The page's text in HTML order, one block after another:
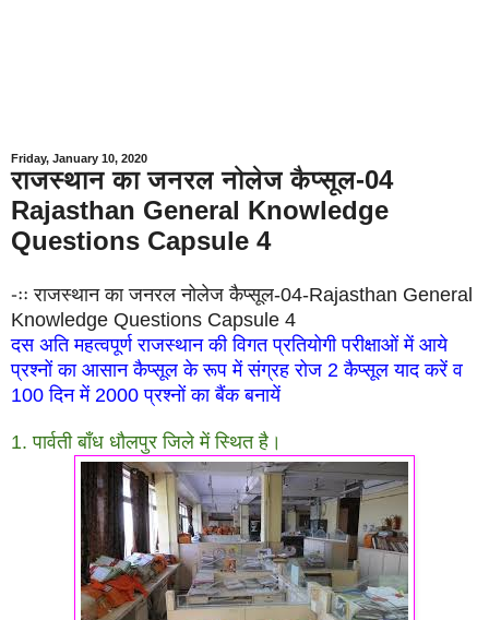
Friday, January 10, 2020
राजस्थान का जनरल नोलेज कैप्सूल-04
Rajasthan General Knowledge
Questions Capsule 4
-ःः राजस्थान का जनरल नोलेज कैप्सूल-04-Rajasthan General
Knowledge Questions Capsule 4
दस अति महत्वपूर्ण राजस्थान की विगत प्रतियोगी परीक्षाओं में आये
प्रश्नों का आसान कैप्सूल के रूप में संग्रह रोज 2 कैप्सूल याद करें व
100 दिन में 2000 प्रश्नों का बैंक बनायें
1. पार्वती बाँध धौलपुर जिले में स्थित है।